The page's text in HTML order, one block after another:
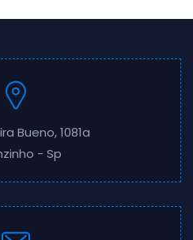
Bueno, 1081a
- Sp